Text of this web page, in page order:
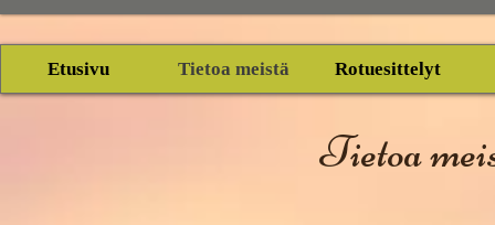
Etusivu Tietoa meistä Rotuesittelyt
Tietoa